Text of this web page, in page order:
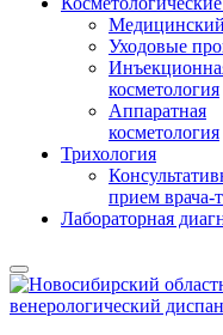
Уходовые
косметология
Аппаратная
косметология
Трихология
прием врача-
Лабораторная